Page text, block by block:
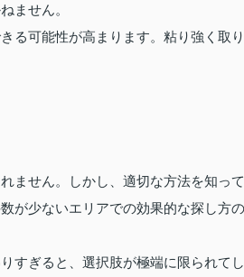
ません。
る可能性が高まります。粘り強く取り
ません。しかし、適切な方法を知って
が少ないエリアでの効果的な探し方の
すぎると、選択肢が極端に限られてし